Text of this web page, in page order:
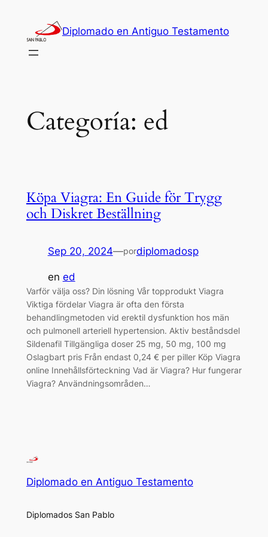
contenido
Diplomado en Antiguo Testamento
Categoría: ed
Köpa Viagra: En Guide för Trygg
och Diskret Beställning
Sep 20, 2024—pordiplomadosp
en ed
Varför välja oss? Din lösning Vår topprodukt Viagra
Viktiga fördelar Viagra är ofta den första
behandlingmetoden vid erektil dysfunktion hos män
och pulmonell arteriell hypertension. Aktiv beståndsdel
Sildenafil Tillgängliga doser 25 mg, 50 mg, 100 mg
Oslagbart pris Från endast 0,24 € per piller Köp Viagra
online Innehållsförteckning Vad är Viagra? Hur fungerar
Viagra? Användningsområden…
Diplomado en Antiguo Testamento
Diplomados San Pablo